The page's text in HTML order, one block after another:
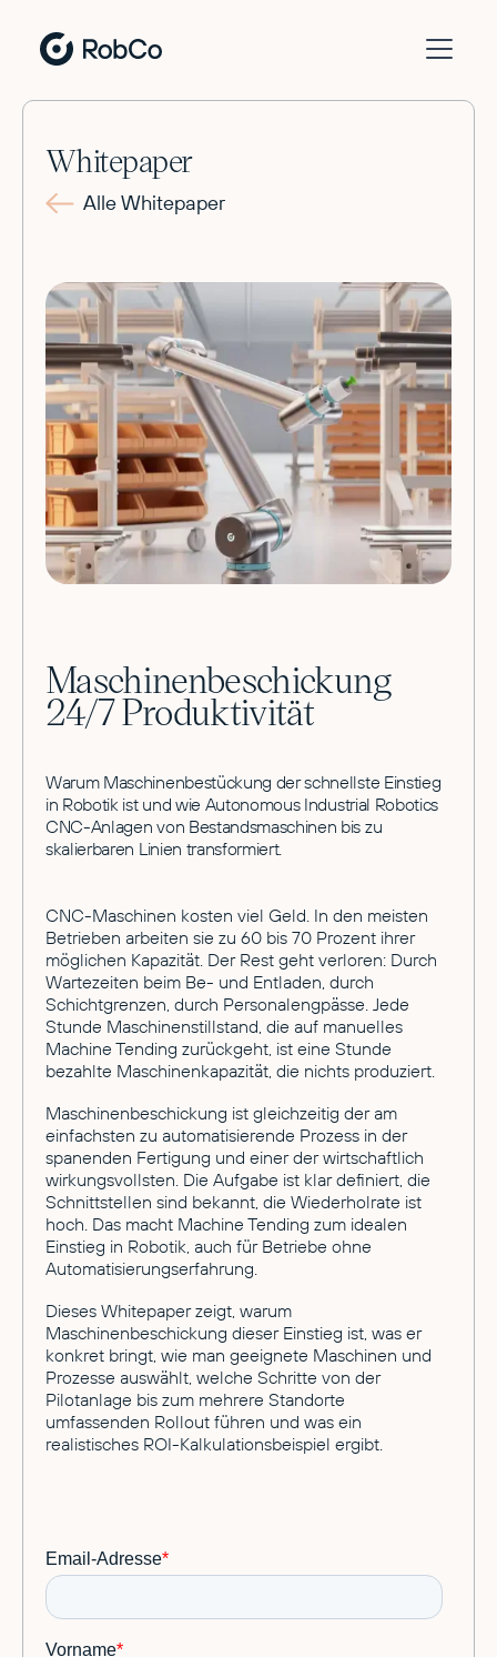
Whitepaper
Alle Whitepaper
Maschinenbeschickung
24/7 Produktivität
Warum Maschinenbestückung der schnellste Einstieg
in Robotik ist und wie Autonomous Industrial Robotics
CNC-Anlagen von Bestandsmaschinen bis zu
skalierbaren Linien transformiert.
CNC-Maschinen kosten viel Geld. In den meisten
Betrieben arbeiten sie zu 60 bis 70 Prozent ihrer
möglichen Kapazität. Der Rest geht verloren: Durch
Wartezeiten beim Be- und Entladen, durch
Schichtgrenzen, durch Personalengpässe. Jede
Stunde Maschinenstillstand, die auf manuelles
Machine Tending zurückgeht, ist eine Stunde
bezahlte Maschinenkapazität, die nichts produziert.
Maschinenbeschickung ist gleichzeitig der am
einfachsten zu automatisierende Prozess in der
spanenden Fertigung und einer der wirtschaftlich
wirkungsvollsten. Die Aufgabe ist klar definiert, die
Schnittstellen sind bekannt, die Wiederholrate ist
hoch. Das macht Machine Tending zum idealen
Einstieg in Robotik, auch für Betriebe ohne
Automatisierungserfahrung.
Dieses Whitepaper zeigt, warum
Maschinenbeschickung dieser Einstieg ist, was er
konkret bringt, wie man geeignete Maschinen und
Prozesse auswählt, welche Schritte von der
Pilotanlage bis zum mehrere Standorte
umfassenden Rollout führen und was ein
realistisches ROI-Kalkulationsbeispiel ergibt.